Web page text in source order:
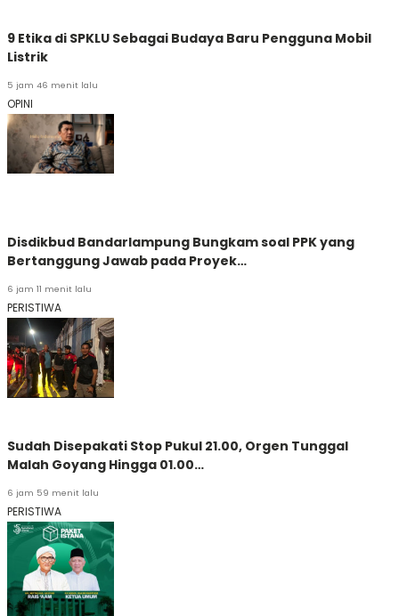
9 Etika di SPKLU Sebagai Budaya Baru Pengguna Mobil
Listrik
5 jam 46 menit lalu
OPINI
Disdikbud Bandarlampung Bungkam soal PPK yang
Bertanggung Jawab pada Proyek…
6 jam 11 menit lalu
PERISTIWA
Sudah Disepakati Stop Pukul 21.00, Orgen Tunggal
Malah Goyang Hingga 01.00…
6 jam 59 menit lalu
PERISTIWA